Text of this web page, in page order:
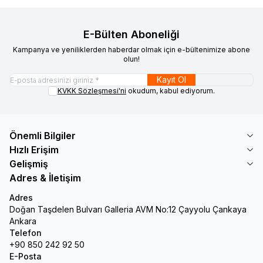
E-Bülten Aboneliği
Kampanya ve yeniliklerden haberdar olmak için e-bültenimize abone
olun!
Kayıt Ol
KVKK Sözleşmesi'ni okudum, kabul ediyorum.
Önemli Bilgiler
Hızlı Erişim
Gelişmiş
Adres & İletişim
Adres
Doğan Taşdelen Bulvarı Galleria AVM No:12 Çayyolu Çankaya
Ankara
Telefon
+90 850 242 92 50
E-Posta